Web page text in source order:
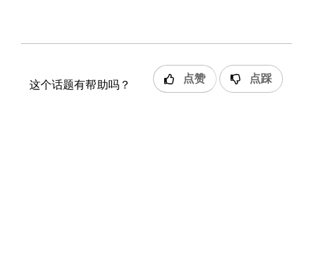
这个话题有帮助吗？ 点赞 点踩